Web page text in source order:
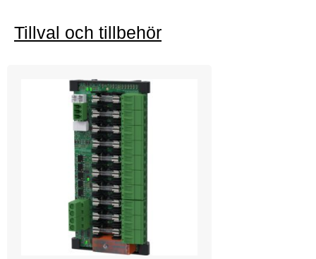
Tillval och tillbehör